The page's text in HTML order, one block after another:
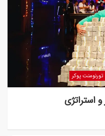
تورنومنت پوکر